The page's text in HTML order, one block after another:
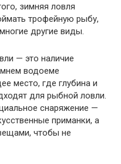
зимняя ловля
трофейную рыбу,
другие виды.
— это наличие
водоеме
место, где глубина и
для рыбной ловли.
снаряжение —
приманки, а
чтобы не